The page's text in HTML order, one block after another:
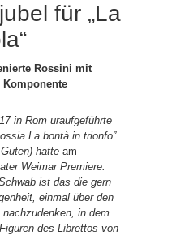
für „La
Rossini mit
in Rom uraufgeführte
La bontà in trionfo”
hatte am
Weimar Premiere.
ist das die gern
einmal über den
in dem
des Librettos von